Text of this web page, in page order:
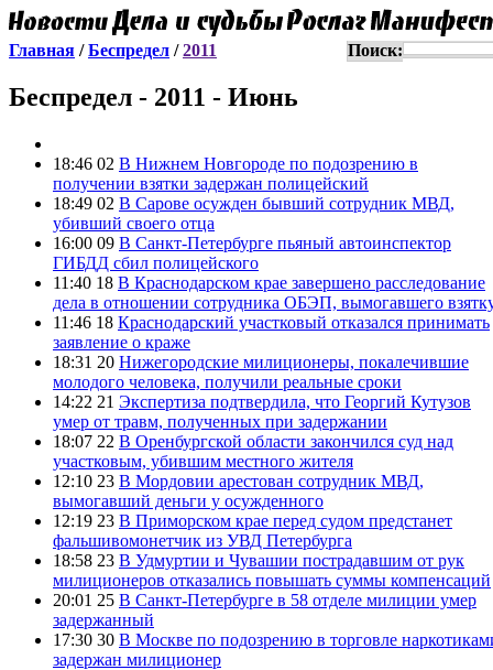
Главная /Беспредел /2011 Поиск:
Беспредел - 2011 - Июнь
18:46 02 В Нижнем Новгороде по подозрению в
получении взятки задержан полицейский
18:49 02 В Сарове осужден бывший сотрудник МВД,
убивший своего отца
16:00 09 В Санкт-Петербурге пьяный автоинспектор
ГИБДД сбил полицейского
11:40 18 В Краснодарском крае завершено расследование
дела в отношении сотрудника ОБЭП, вымогавшего
11:46 18 Краснодарский участковый отказался принимать
заявление о краже
18:31 20 Нижегородские милиционеры, покалечившие
молодого человека, получили реальные сроки
14:22 21 Экспертиза подтвердила, что Георгий Кутузов
умер от травм, полученных при задержании
18:07 22 В Оренбургской области закончился суд над
участковым, убившим местного жителя
12:10 23 В Мордовии арестован сотрудник МВД,
вымогавший деньги у осужденного
12:19 23 В Приморском крае перед судом предстанет
фальшивомонетчик из УВД Петербурга
18:58 23 В Удмуртии и Чувашии пострадавшим от рук
милиционеров отказались повышать суммы компенсаций
20:01 25 В Санкт-Петербурге в 58 отделе милиции умер
задержанный
17:30 30 В Москве по подозрению в торговле
задержан милиционер